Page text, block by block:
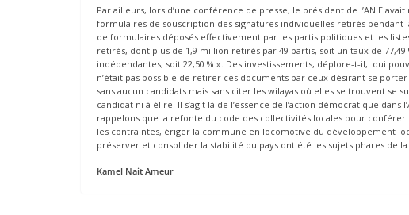
Par ailleurs, lors d’une conférence de presse, le président de l’ANIE
formulaires de souscription des signatures individuelles retirés pendant
de formulaires déposés effectivement par les partis politiques et les
retirés, dont plus de 1,9 million retirés par 49 partis, soit un taux de
indépendantes, soit 22,50 % ». Des investissements, déplore-t-il, qui
n’était pas possible de retirer ces documents par ceux désirant se
sans aucun candidats mais sans citer les wilayas où elles se trouvent se
candidat ni à élire. Il s’agit là de l’essence de l’action démocratique
rappelons que la refonte du code des collectivités locales pour
les contraintes, ériger la commune en locomotive du développement
préserver et consolider la stabilité du pays ont été les sujets phares de la
Kamel Nait Ameur